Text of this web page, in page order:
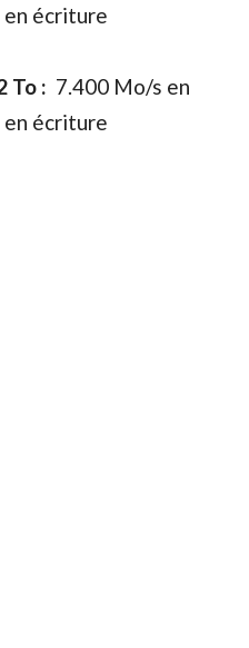
écriture
To : 7.400 Mo/s en
écriture